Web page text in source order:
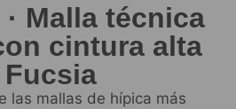
· Malla técnica
cintura alta
las mallas de hípica más